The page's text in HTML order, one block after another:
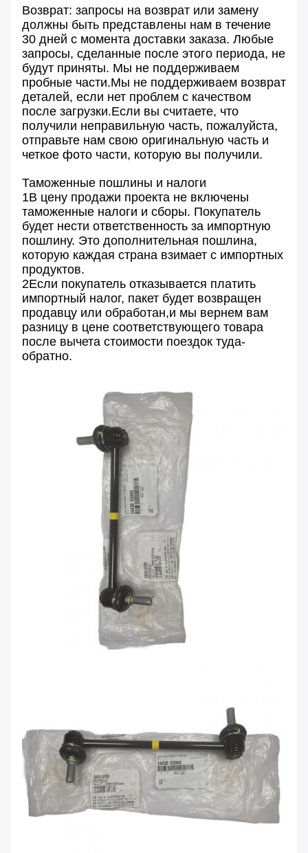
Возврат: запросы на возврат или замену
должны быть представлены нам в течение
30 дней с момента доставки заказа. Любые
запросы, сделанные после этого периода, не
будут приняты. Мы не поддерживаем
пробные части.Мы не поддерживаем возврат
деталей, если нет проблем с качеством
после загрузки.Если вы считаете, что
получили неправильную часть, пожалуйста,
отправьте нам свою оригинальную часть и
четкое фото части, которую вы получили.
Таможенные пошлины и налоги
1В цену продажи проекта не включены
таможенные налоги и сборы. Покупатель
будет нести ответственность за импортную
пошлину. Это дополнительная пошлина,
которую каждая страна взимает с импортных
продуктов.
2Если покупатель отказывается платить
импортный налог, пакет будет возвращен
продавцу или обработан,и мы вернем вам
разницу в цене соответствующего товара
после вычета стоимости поездок туда-
обратно.